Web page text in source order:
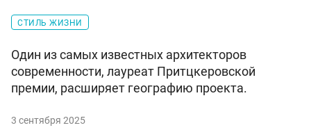
СТИЛЬ ЖИЗНИ
Один из самых известных архитекторов
современности, лауреат Притцкеровской
премии, расширяет географию проекта.
3 сентября 2025